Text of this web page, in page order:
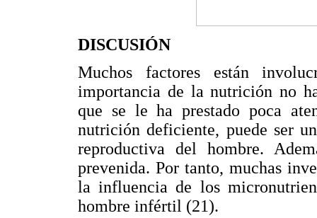
DISCUSIÓN
Muchos factores están
importancia de la nutrición no
que se le ha prestado poca
nutrición deficiente, puede ser
reproductiva del hombre.
prevenida. Por tanto, muchas
la influencia de los
hombre infértil (21).